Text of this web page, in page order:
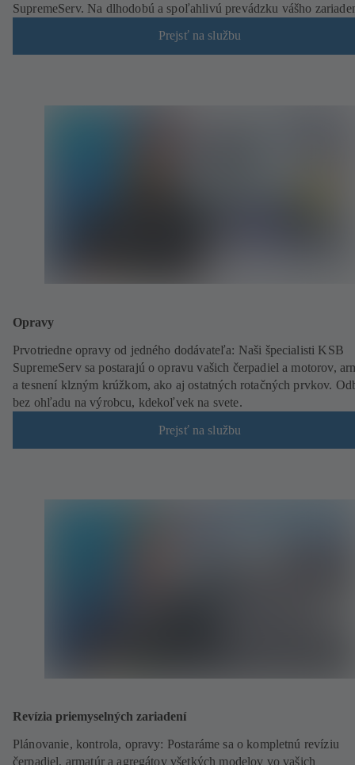
SupremeServ. Na dlhodobú a spoľahlivú prevádzku vášho
Prejsť na službu
Opravy
Prvotriedne opravy od jedného dodávateľa: Naši špecialisti KSB
SupremeServ sa postarajú o opravu vašich čerpadiel a motorov,
a tesnení klzným krúžkom, ako aj ostatných rotačných prvkov.
bez ohľadu na výrobcu, kdekoľvek na svete.
Prejsť na službu
Revízia priemyselných zariadení
Plánovanie, kontrola, opravy: Postaráme sa o kompletnú revíziu
čerpadiel, armatúr a agregátov všetkých modelov vo vašich